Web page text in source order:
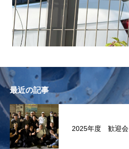
最近の記事
2025年度 歓迎会